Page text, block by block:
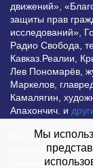
движений»,
защиты прав
исследований»,
Радио Свобода,
Кавказ.Реалии,
Лев Пономарёв,
Маркелов,
Камалягин,
Апахончич. и
Все права
использование
наличия
Мы